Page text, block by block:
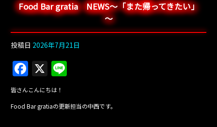
Food Bar gratia NEWS～「また帰ってきたい」
～
投稿日 2026年7月21日
F
a
c
e
X
e
皆さんこんにちは！
Food Bar gratiaの更新担当の中西です。